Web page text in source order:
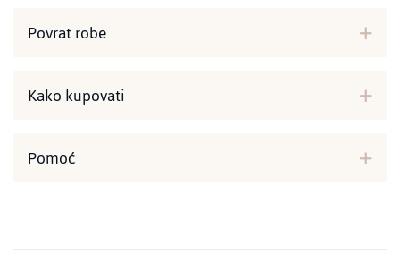
Povrat robe
Kako kupovati
Pomoć